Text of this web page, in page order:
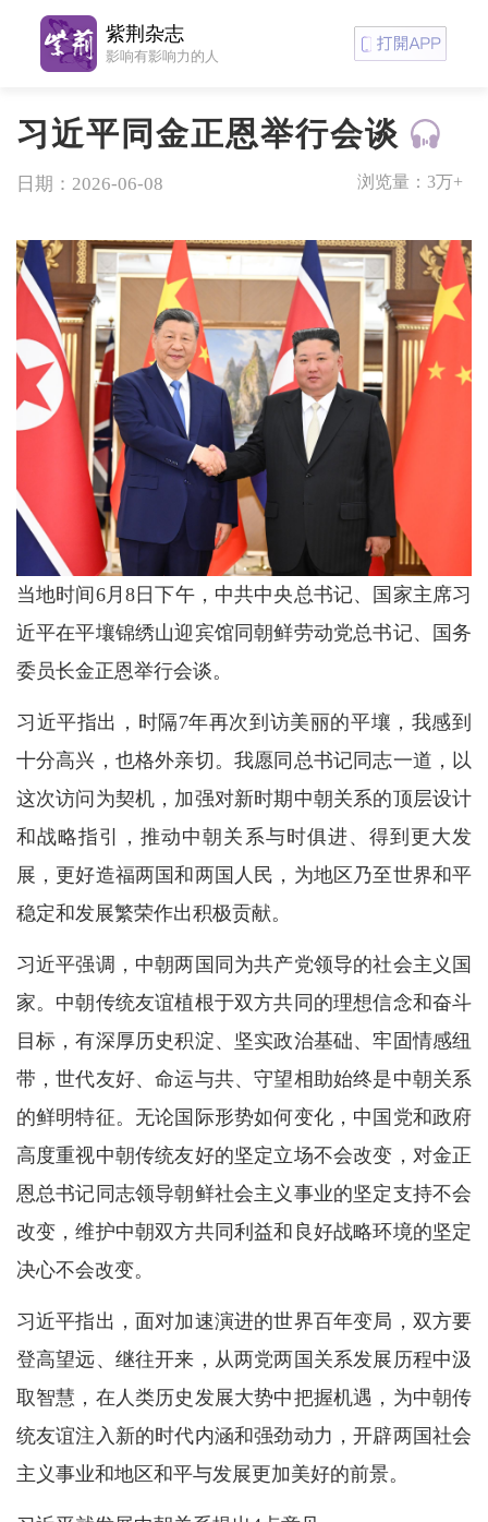
习近平同金正恩举行会谈
日期：2026-06-08 浏览量： 3万+
当地时间6月8日下午，中共中央总书记、国家主席习
近平在平壤锦绣山迎宾馆同朝鲜劳动党总书记、国务
委员长金正恩举行会谈。
习近平指出，时隔7年再次到访美丽的平壤，我感到
十分高兴，也格外亲切。我愿同总书记同志一道，以
这次访问为契机，加强对新时期中朝关系的顶层设计
和战略指引，推动中朝关系与时俱进、得到更大发
展，更好造福两国和两国人民，为地区乃至世界和平
稳定和发展繁荣作出积极贡献。
习近平强调，中朝两国同为共产党领导的社会主义国
家。中朝传统友谊植根于双方共同的理想信念和奋斗
目标，有深厚历史积淀、坚实政治基础、牢固情感纽
带，世代友好、命运与共、守望相助始终是中朝关系
的鲜明特征。无论国际形势如何变化，中国党和政府
高度重视中朝传统友好的坚定立场不会改变，对金正
恩总书记同志领导朝鲜社会主义事业的坚定支持不会
改变，维护中朝双方共同利益和良好战略环境的坚定
决心不会改变。
习近平指出，面对加速演进的世界百年变局，双方要
登高望远、继往开来，从两党两国关系发展历程中汲
取智慧，在人类历史发展大势中把握机遇，为中朝传
统友谊注入新的时代内涵和强劲动力，开辟两国社会
主义事业和地区和平与发展更加美好的前景。
紫荆杂志
影响有影响力的人